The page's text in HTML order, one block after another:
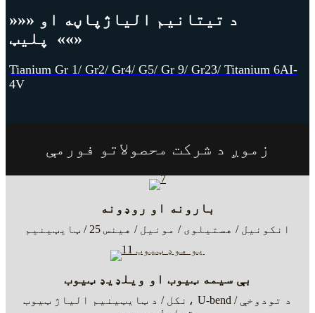
»»» د تیتانیم الیاژ پاڼه او
پلیټ
««»
Tianium Gr 1/ Gr2/ Gr4/ G5/ Gr 9/ Gr23/ Titanium 6AI-
4V
زموږ د شرکت محصولاتو فورمې
بارونه او روډونه
انکونیل / هستیلوی / مونیل / هینس 25 / ټایټینیم
بې سیمه ټیوب او ویلډیډ ټیوب
نکل / د ټایټینیم الیاژ ټیوب، U-bend / د تودوخې